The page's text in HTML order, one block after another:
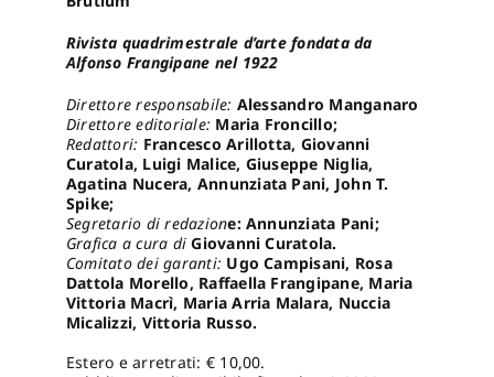
Rivista quadrimestrale d’arte fondata da
Alfonso Frangipane nel 1922
Direttore responsabile: Alessandro Manganaro
Direttore editoriale: Maria Froncillo;
Redattori: Francesco Arillotta, Giovanni
Curatola, Luigi Malice, Giuseppe Niglia,
Agatina Nucera, Annunziata Pani, John T.
Spike;
Segretario di redazione: Annunziata Pani;
Grafica a cura di Giovanni Curatola.
Comitato dei garanti: Ugo Campisani, Rosa
Dattola Morello, Raffaella Frangipane, Maria
Vittoria Macrì, Maria Arria Malara, Nuccia
Micalizzi, Vittoria Russo.
Estero e arretrati: € 10,00.